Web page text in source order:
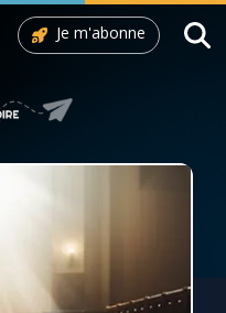
Je m'abonne